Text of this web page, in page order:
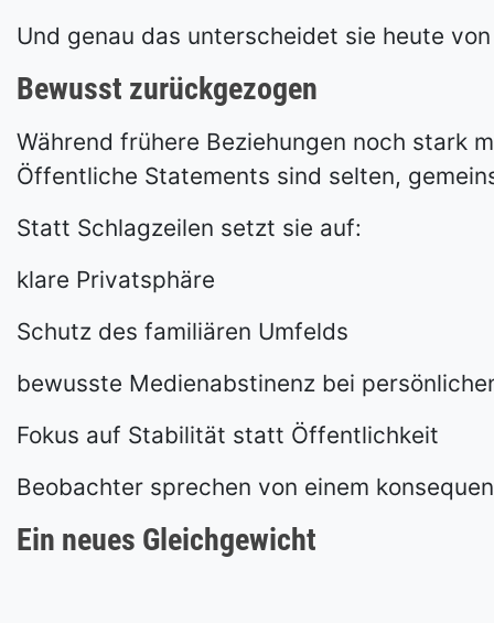
Und genau das unterscheidet sie heute
Bewusst zurückgezogen
Während frühere Beziehungen noch stark
Öffentliche Statements sind selten,
Statt Schlagzeilen setzt sie auf:
klare Privatsphäre
Schutz des familiären Umfelds
bewusste Medienabstinenz bei
Fokus auf Stabilität statt Öffentlichkeit
Beobachter sprechen von einem
Ein neues Gleichgewicht